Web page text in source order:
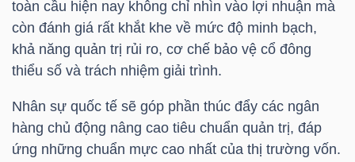
toàn cầu hiện nay không chỉ nhìn vào lợi nhuận mà
còn đánh giá rất khắt khe về mức độ minh bạch,
khả năng quản trị rủi ro, cơ chế bảo vệ cổ đông
thiểu số và trách nhiệm giải trình.
Nhân sự quốc tế sẽ góp phần thúc đẩy các ngân
hàng chủ động nâng cao tiêu chuẩn quản trị, đáp
ứng những chuẩn mực cao nhất của thị trường vốn.
DỊCH
VỤ
TRUYỀN